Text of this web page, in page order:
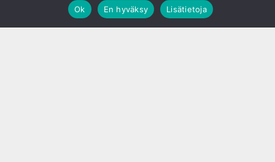
Ok
En hyväksy Lisätietoja